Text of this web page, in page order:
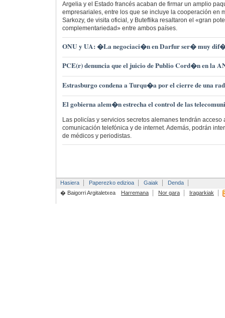
Argelia y el Estado francés acaban de firmar un amplio
empresariales, entre los que se incluye la cooperación en
Sarkozy, de visita oficial, y Buteflika resaltaron el «gran
complementariedad» entre ambos países.
ONU y UA: �La negociaci�n en Darfur ser� muy
PCE(r) denuncia que el juicio de Publio Cord�n en la
Estrasburgo condena a Turqu�a por el cierre de una
El gobierna alem�n estrecha el control de las
Las policías y servicios secretos alemanes tendrán acceso
comunicación telefónica y de internet. Además, podrán
de médicos y periodistas.
Hasiera Paperezko edizioa Gaiak
Denda
� Baigorri Argitaletxea
Harremana Nor gara Iragarkiak